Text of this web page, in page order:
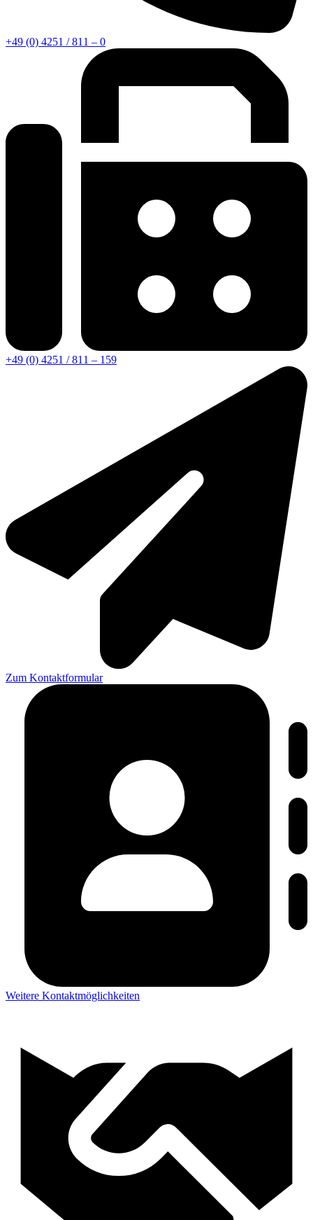
+49 (0) 4251 / 811 – 0
+49 (0) 4251 / 811 – 159
Zum Kontaktformular
Weitere Kontaktmöglichkeiten